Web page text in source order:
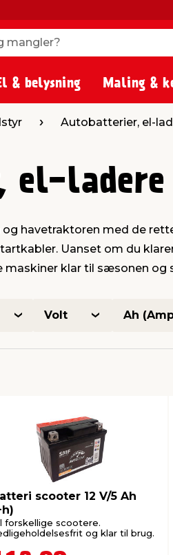
& belysning Maling &
Autobatterier, el-
el-ladere
havetraktoren med de
Uanset om du
maskiner klar til sæsonen og
Volt Ah
scooter 12 V/5 Ah
forskellige scootere.
og klar til brug.